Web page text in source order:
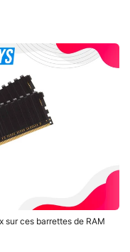
sur ces barrettes de RAM